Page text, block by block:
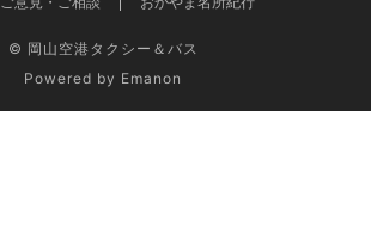
© 岡山空港タクシー＆バス
Powered by Emanon